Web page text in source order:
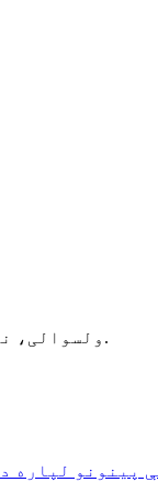
کوټه 903، NO.72، YUEMING RD، YINZHOU ولسوالی، نینګبو، ژیجیانګ، چین.